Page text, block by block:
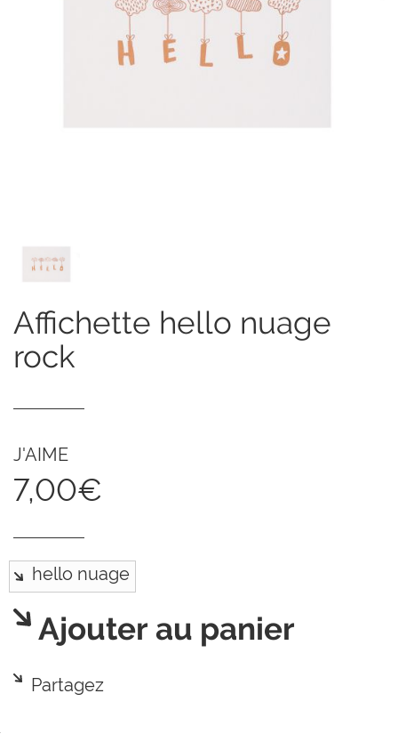
affichette hello nuage
rock
J'AIME
7,00€
Ajouter au panier
Partagez